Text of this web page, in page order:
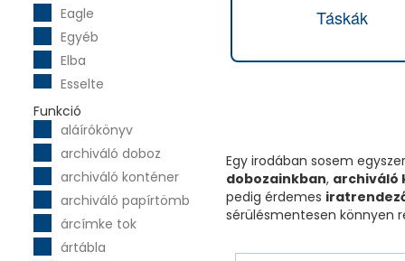
Eagle
Egyéb
Elba
Esselte
Exacompta
Fellowes
Fókusz
Fornax
Franken
Halas
Helit
Funkció
aláírókönyv
archiváló doboz
archiváló konténer
archiváló papírtömb
árcímke tok
ártábla
Táskák
Egy irodában sosem
dobozainkban, archiváló
pedig érdemes
sérülésmentesen könnyen